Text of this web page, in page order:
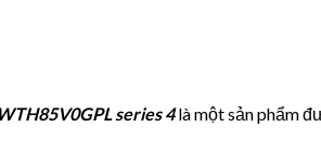
series 4là một sản phẩm